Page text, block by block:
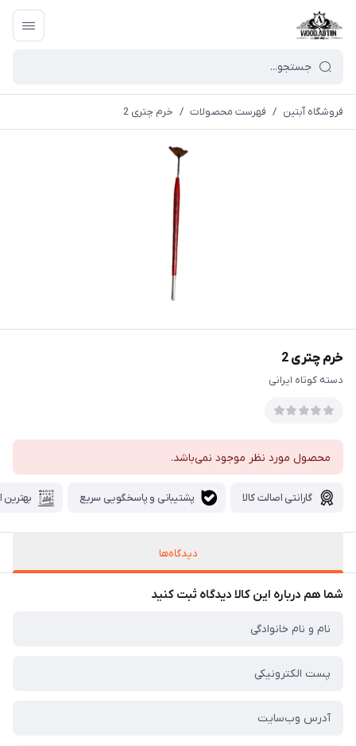
فروشگاه آبتین / فهرست محصولات / خرم چتری 2
خرم چتری 2
دسته کوتاه ایرانی
محصول مورد نظر موجود نمی‌باشد.
گارانتی اصالت کالا پشتیبانی و پاسخگویی سریع بهترین
دیدگاه‌ها
شما هم درباره این کالا دیدگاه ثبت کنید